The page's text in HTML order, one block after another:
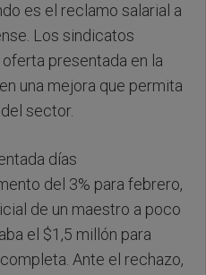
es el reclamo salarial a
Los sindicatos
presentada en la
una mejora que permita
sector.
días
del 3% para febrero,
de un maestro a poco
el $1,5 millón para
Ante el rechazo,